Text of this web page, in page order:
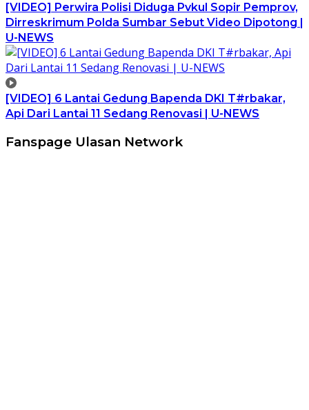
[VIDEO] Perwira Polisi Diduga Pvkul Sopir Pemprov,
Dirreskrimum Polda Sumbar Sebut Video Dipotong |
U-NEWS
[VIDEO] 6 Lantai Gedung Bapenda DKI T#rbakar,
Api Dari Lantai 11 Sedang Renovasi | U-NEWS
Fanspage Ulasan Network